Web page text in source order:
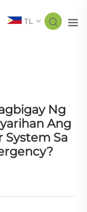
TL
Ng
Ang
System Sa